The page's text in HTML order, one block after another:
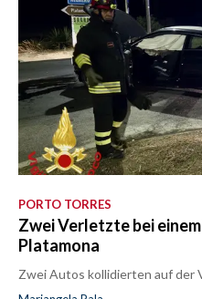
PORTO TORRES
Zwei Verletzte bei
Platamona
Zwei Autos kollidierten auf der